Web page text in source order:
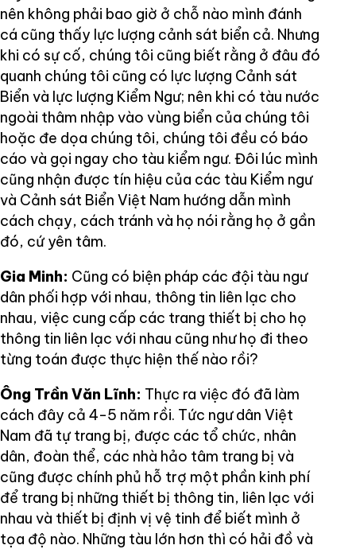
nên không phải bao giờ ở chỗ nào mình đánh
cá cũng thấy lực lượng cảnh sát biển cả. Nhưng
khi có sự cố, chúng tôi cũng biết rằng ở đâu đó
quanh chúng tôi cũng có lực lượng Cảnh sát
Biển và lực lượng Kiểm Ngư; nên khi có tàu nước
ngoài thâm nhập vào vùng biển của chúng tôi
hoặc đe dọa chúng tôi, chúng tôi đều có báo
cáo và gọi ngay cho tàu kiểm ngư. Đôi lúc mình
cũng nhận được tín hiệu của các tàu Kiểm ngư
và Cảnh sát Biển Việt Nam hướng dẫn mình
cách chạy, cách tránh và họ nói rằng họ ở gần
đó, cứ yên tâm.
Gia Minh: Cũng có biện pháp các đội tàu ngư
dân phối hợp với nhau, thông tin liên lạc cho
nhau, việc cung cấp các trang thiết bị cho họ
thông tin liên lạc với nhau cũng như họ đi theo
từng toán được thực hiện thế nào rồi?
Ông Trần Văn Lĩnh: Thực ra việc đó đã làm
cách đây cả 4-5 năm rồi. Tức ngư dân Việt
Nam đã tự trang bị, được các tổ chức, nhân
dân, đoàn thể, các nhà hảo tâm trang bị và
cũng được chính phủ hỗ trợ một phần kinh phí
để trang bị những thiết bị thông tin, liên lạc với
nhau và thiết bị định vị vệ tinh để biết mình ở
tọa độ nào. Những tàu lớn hơn thì có hải đồ và